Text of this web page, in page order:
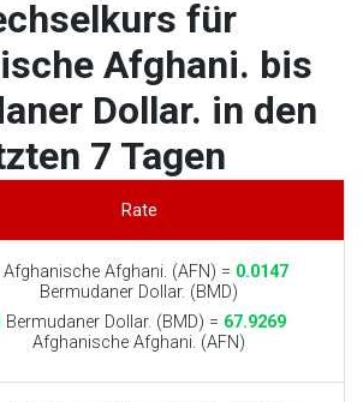
für
Afghani. bis
Dollar. in den
7 Tagen
Rate
Afghanische Afghani. (AFN) = 0.0147
Bermudaner Dollar. (BMD)
Bermudaner Dollar. (BMD) = 67.9269
Afghanische Afghani. (AFN)